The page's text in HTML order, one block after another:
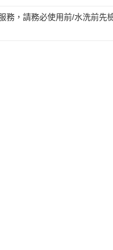
務，請務必使用前/水洗前先